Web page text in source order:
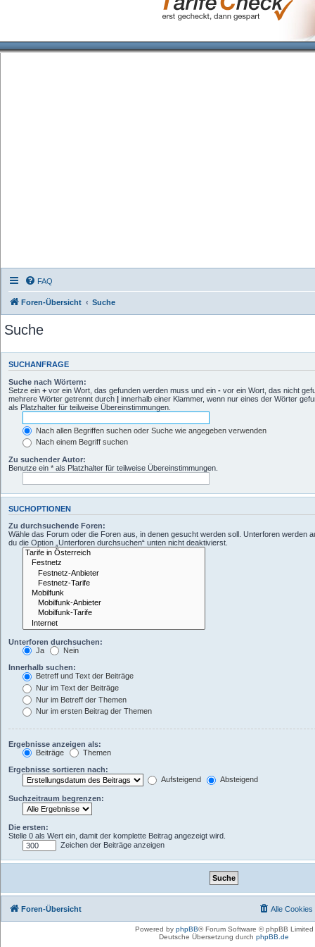
FAQ
Foren-Übersicht Suche
Suche
SUCHANFRAGE
Suche nach Wörtern:
Setze ein + vor ein Wort, das gefunden werden muss und ein - vor ein Wort, das nicht
mehrere Wörter getrennt durch | innerhalb einer Klammer, wenn nur eines der Wörter
als Platzhalter für teilweise Übereinstimmungen.
Nach allen Begriffen suchen oder Suche wie angegeben verwenden
Nach einem Begriff suchen
Zu suchender Autor:
Benutze ein * als Platzhalter für teilweise Übereinstimmungen.
SUCHOPTIONEN
Zu durchsuchende Foren:
Wähle das Forum oder die Foren aus, in denen gesucht werden soll. Unterforen werden
du die Option „Unterforen durchsuchen“ unten nicht deaktivierst.
Unterforen durchsuchen:
Ja
Nein
Innerhalb suchen:
Betreff und Text der Beiträge
Nur im Text der Beiträge
Nur im Betreff der Themen
Nur im ersten Beitrag der Themen
Ergebnisse anzeigen als:
Beiträge
Themen
Ergebnisse sortieren nach:
Aufsteigend
Absteigend
Suchzeitraum begrenzen:
Die ersten:
Stelle 0 als Wert ein, damit der komplette Beitrag angezeigt wird.
Zeichen der Beiträge anzeigen
Foren-Übersicht Alle Cookies
Powered by phpBB® Forum Software © phpBB Limited
Deutsche Übersetzung durch phpBB.de